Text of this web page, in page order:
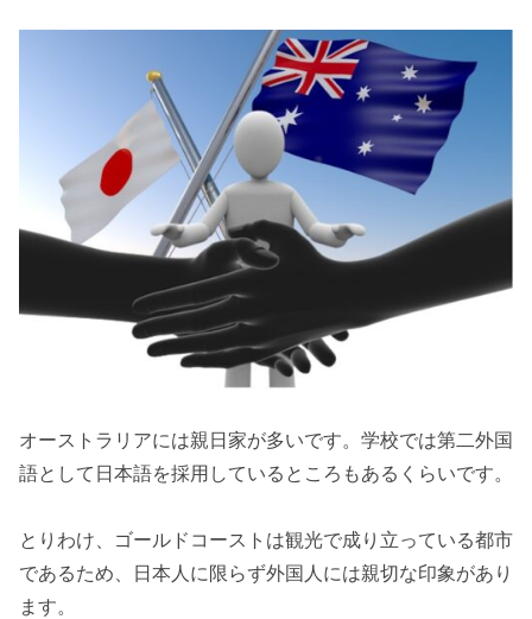
オーストラリアには親日家が多いです。学校では第二外国
語として日本語を採用しているところもあるくらいです。
とりわけ、ゴールドコーストは観光で成り立っている都市
であるため、日本人に限らず外国人には親切な印象があり
ます。